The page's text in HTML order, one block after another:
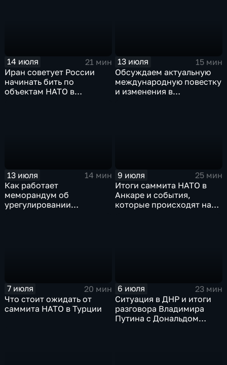
14 июля
21 мин
Иран советует России
начинать бить по
объектам НАТО в
13 июля
15 мин
Обсуждаем актуальную
международную повестку
и изменения в
13 июля
14 мин
Как работает
меморандум об
урегулировании
9 июля
25 мин
Итоги саммита НАТО в
Анкаре и события,
которые происходят на
7 июля
20 мин
Что стоит ожидать от
саммита НАТО в Турции
6 июля
23 мин
Ситуация в ДНР и итоги
разговора Владимира
Путина с Дональдом